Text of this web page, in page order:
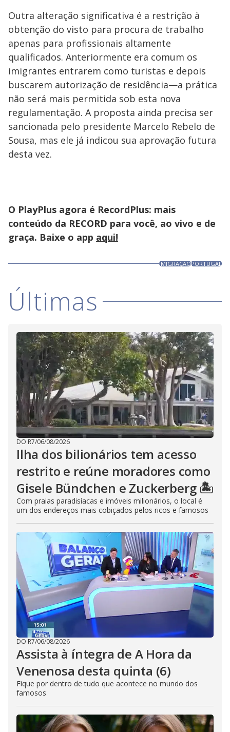
Outra alteração significativa é a restrição à
obtenção do visto para procura de trabalho
apenas para profissionais altamente
qualificados. Anteriormente era comum os
imigrantes entrarem como turistas e depois
buscarem autorização de residência—a prática
não será mais permitida sob esta nova
regulamentação. A proposta ainda precisa ser
sancionada pelo presidente Marcelo Rebelo de
Sousa, mas ele já indicou sua aprovação futura
desta vez.
O PlayPlus agora é RecordPlus: mais
conteúdo da RECORD para você, ao vivo e de
graça. Baixe o app aqui!
IMIGRAÇÃOPORTUGAL
Últimas
DO R7/06/08/2026
Ilha dos bilionários tem acesso
restrito e reúne moradores como
Gisele Bündchen e Zuckerberg 🏝️
Com praias paradisíacas e imóveis milionários, o local é
um dos endereços mais cobiçados pelos ricos e famosos
DO R7/06/08/2026
Assista à íntegra de A Hora da
Venenosa desta quinta (6)
Fique por dentro de tudo que acontece no mundo dos
famosos